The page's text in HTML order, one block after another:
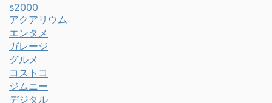
s2000
アクアリウム
エンタメ
ガレージ
グルメ
コストコ
ジムニー
デジタル